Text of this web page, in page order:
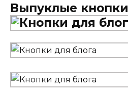
Выпуклые кнопки